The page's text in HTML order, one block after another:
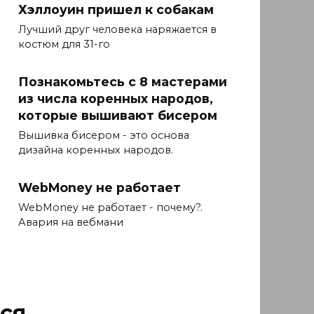
Хэллоуин пришел к собакам
Лучший друг человека наряжается в
костюм для 31-го
Познакомьтесь с 8 мастерами
из числа коренных народов,
которые вышивают бисером
Вышивка бисером - это основа
дизайна коренных народов.
WebMoney не работает
WebMoney не работает - почему?.
Авария на вебмани